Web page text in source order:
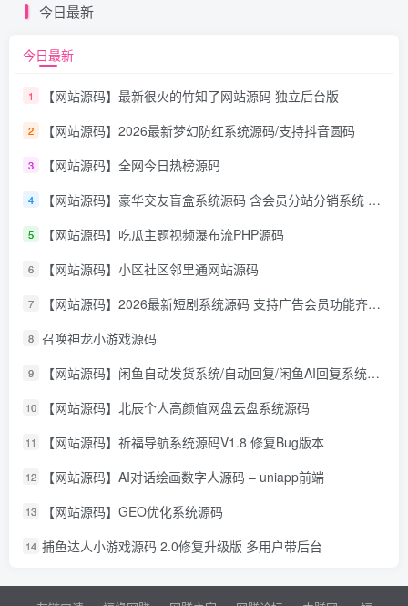
今日最新
今日最新
1 【网站源码】最新很火的竹知了网站源码 独立后台版
2 【网站源码】2026最新梦幻防红系统源码/支持抖音圆码
3 【网站源码】全网今日热榜源码
4 【网站源码】豪华交友盲盒系统源码 含会员分站分销系统 可易支付
5 【网站源码】吃瓜主题视频瀑布流PHP源码
6 【网站源码】小区社区邻里通网站源码
7 【网站源码】2026最新短剧系统源码 支持广告会员功能齐全短剧源码
8 召唤神龙小游戏源码
9 【网站源码】闲鱼自动发货系统/自动回复/闲鱼AI回复系统源码
10 【网站源码】北辰个人高颜值网盘云盘系统源码
11 【网站源码】祈福导航系统源码V1.8 修复Bug版本
12 【网站源码】AI对话绘画数字人源码 – uniapp前端
13 【网站源码】GEO优化系统源码
14 捕鱼达人小游戏源码 2.0修复升级版 多用户带后台